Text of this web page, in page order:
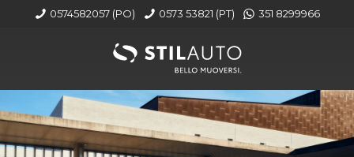
0574582057 (PO) 0573 53821 (PT) 351 8299966